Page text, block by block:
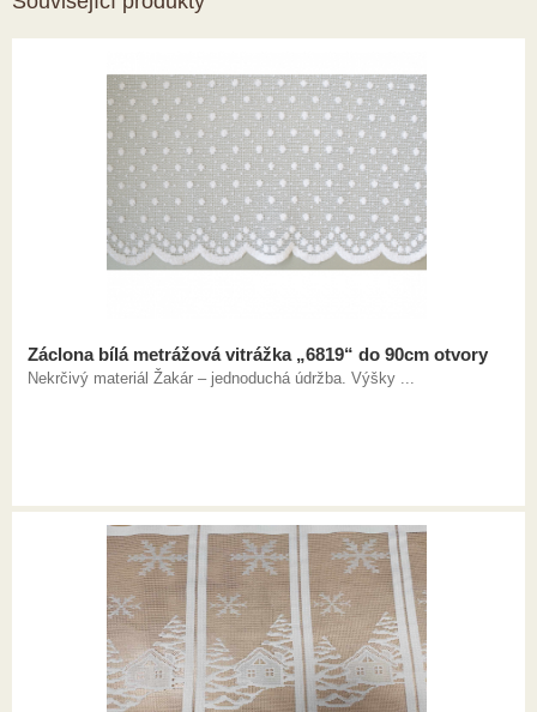
Záclona bílá metrážová vitrážka „6819“ do 90cm otvory
Nekrčivý materiál Žakár – jednoduchá údržba. Výšky ...